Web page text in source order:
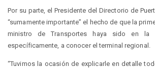
Por su parte, el Presidente del Directorio de
“sumamente importante” el hecho de que la
ministro de Transportes haya sido en la
específicamente, a conocer el terminal regional.
“Tuvimos la ocasión de explicarle en detalle